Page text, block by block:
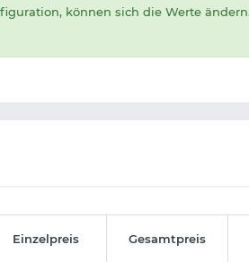
können sich die Werte
Einzelpreis Gesamtpreis